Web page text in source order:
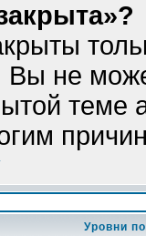
не
теме
Уровни